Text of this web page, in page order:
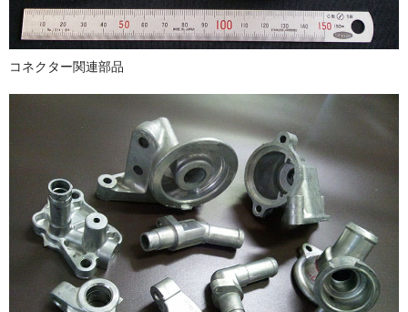
コネクター関連部品